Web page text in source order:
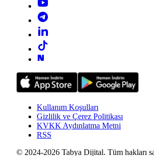
Kullanım Koşulları
Gizlilik ve Çerez Politikası
KVKK Aydınlatma Metni
RSS
© 2024-2026 Tabya Dijital. Tüm hakları